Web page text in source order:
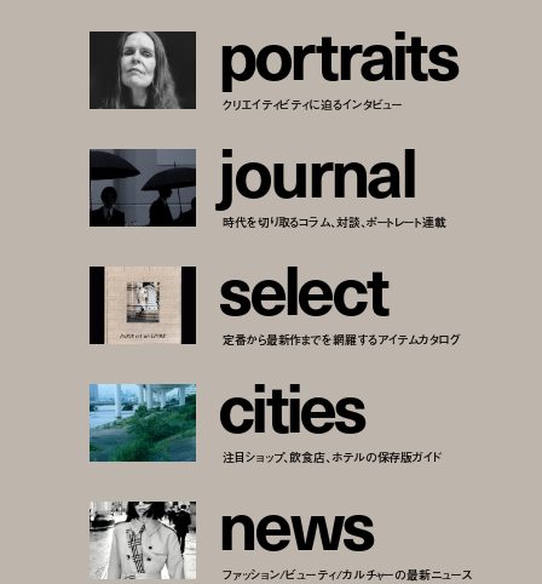
portraits
クリエイティビティに迫るインタビュー
journal
時代を切り取るコラム、対談、ポートレート連載
select
定番から最新作までを網羅するアイテムカタログ
cities
注目ショップ、飲食店、ホテルの保存版ガイド
news
ファッション/ビューティ/カルチャーの最新ニュース